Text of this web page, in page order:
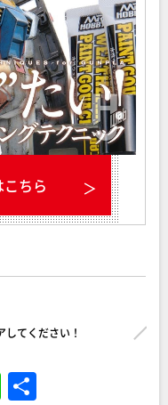
ちら
てください！
Li